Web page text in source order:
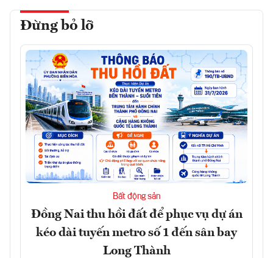
Đừng bỏ lỡ
Bất động sản
Đồng Nai thu hồi đất để phục vụ dự án
kéo dài tuyến metro số 1 đến sân bay
Long Thành